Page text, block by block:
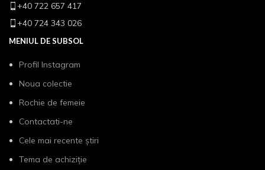
+40 722 657 417
+40 724 343 026
MENIUL DE SUBSOL
Profil Instagram
Noua colectie
Rochie de femeie
Contactati-ne
Cele mai recente știri
Tema de achiziție